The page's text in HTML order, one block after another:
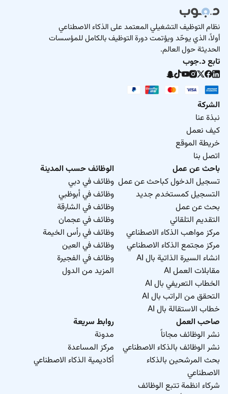
نظام التوظيف التشغيلي المعتمد على الذكاء الاصطناعي
أولاً، الذي يوحّد ويؤتمت دورة التوظيف بالكامل للمؤسسات
الحديثة حول العالم.
تابع د.جوب
الشركة
نبذة عنا
كيف نعمل
خريطة الموقع
اتصل بنا
باحث عن عمل
تسجيل الدخول كباحث عن عمل
التسجيل كمستخدم جديد
بحث عن عمل
التقديم التلقائي
مركز مواهب الذكاء الاصطناعي
مركز مجتمع الذكاء الاصطناعي
انشاء السيرة الذاتية بال AI
مقابلات العمل AI
الخطاب التعريفي بال AI
التحقق من الراتب بال AI
خطاب الاستقالة بال AI
الوظائف حسب المدينة
وظائف في دبي
وظائف في أبوظبي
وظائف في الشارقة
وظائف في عجمان
وظائف في رأس الخيمة
وظائف في العين
وظائف في الفجيرة
المزيد من الدول
صاحب العمل
نشر الوظائف مجاناً
نشر الوظائف بالذكاء الاصطناعي
بحث المرشحين بالذكاء
الاصطناعي
شركاء انظمة تتبع الوظائف
روابط سريعة
مدونة
مركز المساعدة
أكاديمية الذكاء الاصطناعي